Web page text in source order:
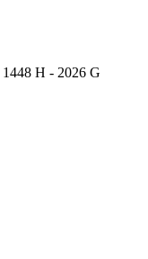
1448 H - 2026 G